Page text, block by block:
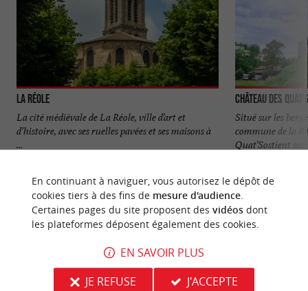
La Réole
La cité médiévale de La Réole, ville d’art et
d’histoire, avec ses ruelles pavées et ses maisons à
...
Château des
Situé sur les
commune de la
Quat’Sostient son
NOUS AVONS TESTÉ POUR VOUS
En continuant à naviguer, vous autorisez le dépôt de
cookies tiers à des fins de mesure d'audience.
Certaines pages du site proposent des vidéosdont
les plateformes déposent également des cookies.
EN SAVOIR PLUS
JE REFUSE
J'ACCEPTE